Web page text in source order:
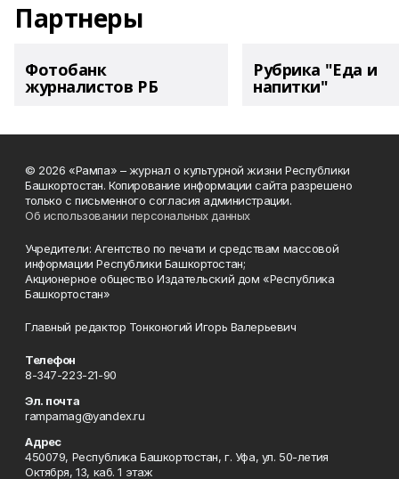
Партнеры
Фотобанк
журналистов РБ
Рубрика "Еда и
напитки"
© 2026 «Рампа» – журнал о культурной жизни Республики
Башкортостан. Копирование информации сайта разрешено
только с письменного согласия администрации.
Об использовании персональных данных
Учредители: Агентство по печати и средствам массовой
информации Республики Башкортостан;
Акционерное общество Издательский дом «Республика
Башкортостан»
Главный редактор Тонконогий Игорь Валерьевич
Телефон
8-347-223-21-90
Эл. почта
rampamag@yandex.ru
Адрес
450079, Республика Башкортостан, г. Уфа, ул. 50-летия
Октября, 13, каб. 1 этаж